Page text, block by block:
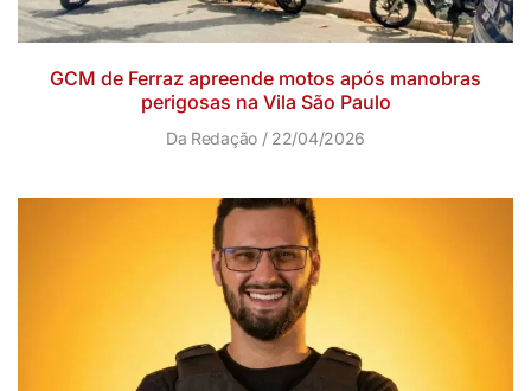
GCM de Ferraz apreende motos após manobras
perigosas na Vila São Paulo
Da Redação 22/04/2026